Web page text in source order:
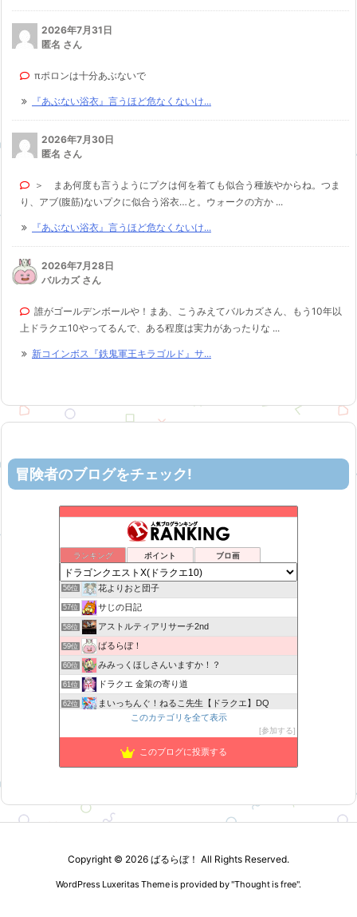
2026年7月31日
匿名 さん
πポロンは十分あぶないで
『あぶない浴衣』言うほど危なくないけ...
2026年7月30日
匿名 さん
＞ まあ何度も言うようにプクは何を着ても似合う種族やからね。つま
り、アブ(腹筋)ないプクに似合う浴衣…と。ウォークの方か ...
『あぶない浴衣』言うほど危なくないけ...
2026年7月28日
バルカズ さん
誰がゴールデンボールや！まあ、こうみえてバルカズさん、もう10年以
上ドラクエ10やってるんで、ある程度は実力があったりな ...
新コインボス『鉄鬼軍王キラゴルド』サ...
冒険者のブログをチェック!
ランキング ポイント ブロ画
机上の空論-DQ10エアプ日記
54位 カスミ心理学研究所
55位 ヨモゲーム ドラクエ10攻略ブログ
56位 花よりおと団子
57位 サじの日記
58位 アストルティアリサーチ2nd
59位 ばるらぼ！
60位 みみっくほしさんいますか！？
61位 ドラクエ 金策の寄り道
62位 まいっちんぐ！ねるこ先生【ドラクエ】DQ
山野草栽培
TEAM Cloud lx
このカテゴリを全て表示
参加する
このブログに投票する
Copyright © 2026 ばるらぼ！ All Rights Reserved.
WordPress Luxeritas Theme is provided by "Thought is free".